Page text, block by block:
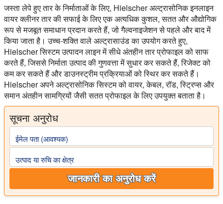
जस्ता लेपे हुए तार के निर्माताओं के लिए, Hielscher अल्ट्रासोनिक इनलाइन
वायर क्लीनर तार की सफाई के लिए एक अत्यधिक कुशल, सतत और औद्योगिक
रूप से मजबूत समाधान प्रदान करते हैं, जो गैल्वनाइजेशन से पहले और बाद में
किया जाता है। उच्च-शक्ति वाले अल्ट्रासाउंड का उपयोग करते हुए,
Hielscher सिस्टम उत्पादन लाइन में सीधे अंतहीन तार प्रोफाइल को साफ
करते हैं, जिससे निर्माता उत्पाद की गुणवत्ता में सुधार कर सकते हैं, रिजेक्ट को
कम कर सकते हैं और डाउनस्ट्रीम प्रक्रियाओं को स्थिर कर सकते हैं।
Hielscher अपने अल्ट्रासोनिक सिस्टम को वायर, केबल, रॉड, स्ट्रिप्स और
समान अंतहीन सामग्रियों जैसी सतत प्रोफाइल के लिए उपयुक्त बताता है।
सूचना अनुरोध
ईमेल पता (आवश्यक)
उत्पाद या रुचि का क्षेत्र
जानकारी का अनुरोध करें